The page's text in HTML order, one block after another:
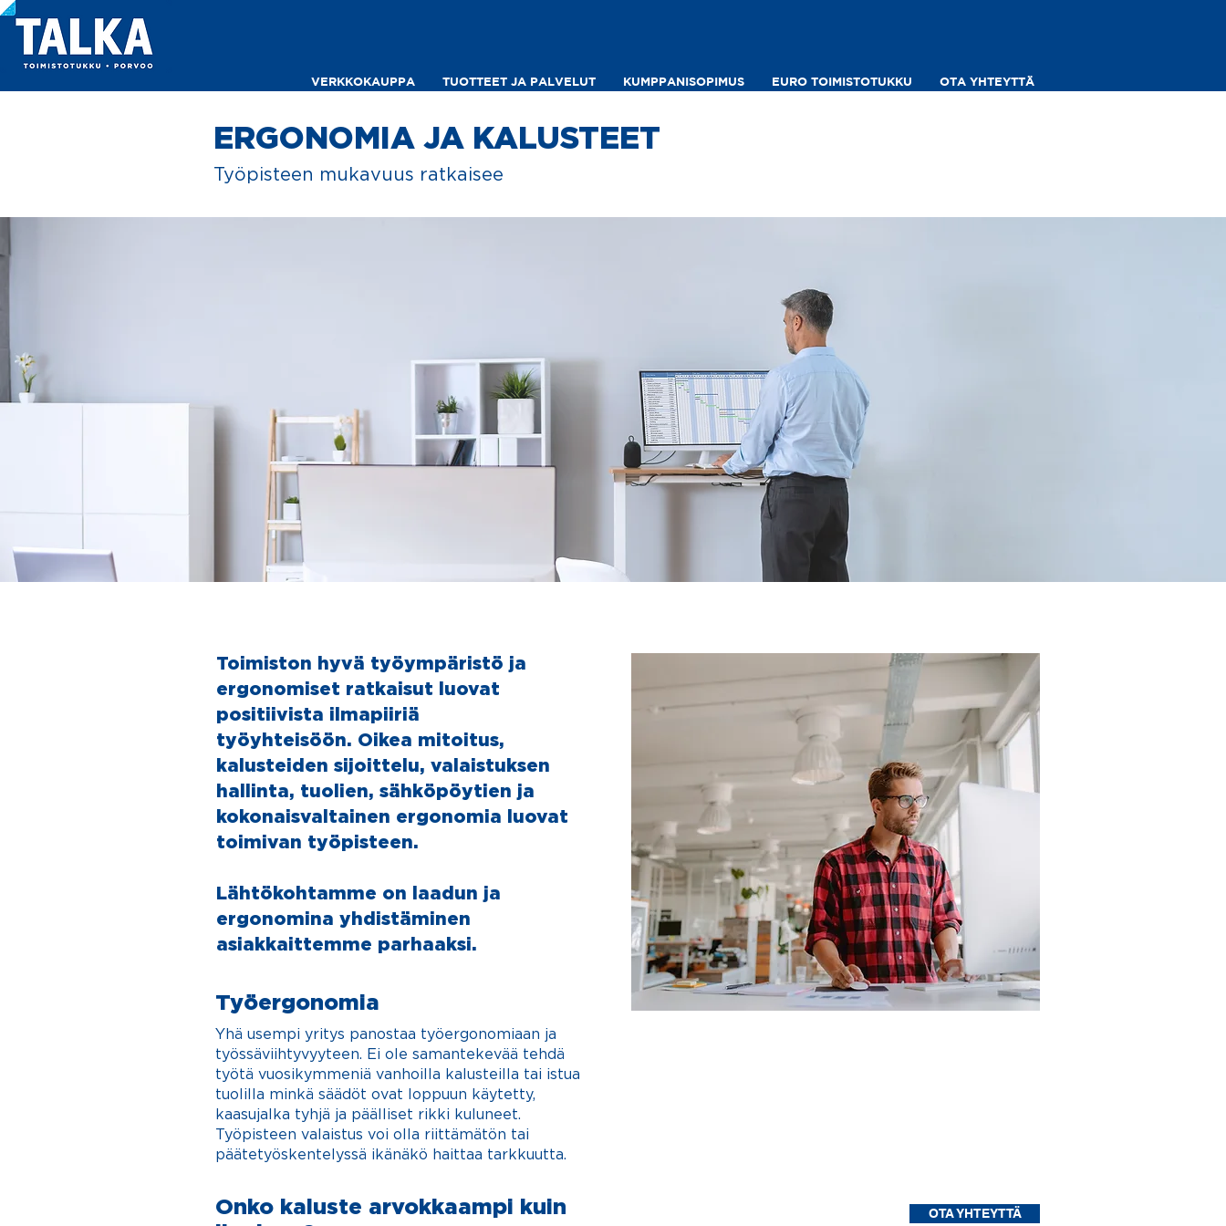
VERKKOKAUPPA TUOTTEET JA PALVELUT KUMPPANISOPIMUS EURO TOIMISTOTUKKU OTA YHTEYTTÄ
ERGONOMIA JA KALUSTEET
Työpisteen mukavuus ratkaisee
Toimiston hyvä työympäristö ja
ergonomiset ratkaisut luovat
positiivista ilmapiiriä
työyhteisöön. Oikea mitoitus,
kalusteiden sijoittelu, valaistuksen
hallinta, tuolien, sähköpöytien ja
kokonaisvaltainen ergonomia luovat
toimivan työpisteen.
Lähtökohtamme on laadun ja
ergonomina yhdistäminen
asiakkaittemme parhaaksi.
Työergonomia​
Yhä usempi yritys panostaa työergonomiaan ja
työssäviihtyvyyteen. Ei ole samantekevää tehdä
työtä vuosikymmeniä vanhoilla kalusteilla tai istua
tuolilla minkä säädöt ovat loppuun käytetty,
kaasujalka tyhjä ja päälliset rikki kuluneet.
Työpisteen valaistus voi olla riittämätön tai
päätetyöskentelyssä ikänäkö haittaa tarkkuutta.
Onko kaluste arvokkaampi kuin
OTA YHTEYTTÄ